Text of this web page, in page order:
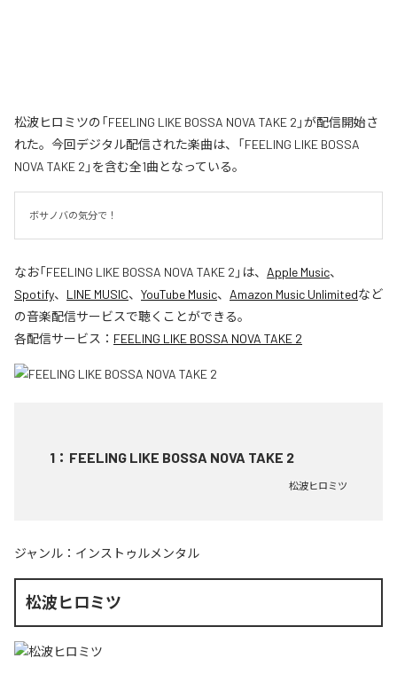
松波ヒロミツの「FEELING LIKE BOSSA NOVA TAKE 2」が配信開始さ
れた。今回デジタル配信された楽曲は、「FEELING LIKE BOSSA
NOVA TAKE 2」を含む全1曲となっている。
ボサノバの気分で！
なお「FEELING LIKE BOSSA NOVA TAKE 2 」は、 Apple Music、
Spotify、 LINE MUSIC、 YouTube Music、 Amazon Music Unlimitedなど
の音楽配信サービスで聴くことができる。
各配信サービス： FEELING LIKE BOSSA NOVA TAKE 2
1 ： FEELING LIKE BOSSA NOVA TAKE 2
松波ヒロミツ
ジャンル： インストゥルメンタル
松波ヒロミツ